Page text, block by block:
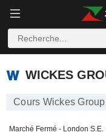
WICKES GROUP
WICKES
Cours Wickes
Marché Fermé - London S.E.